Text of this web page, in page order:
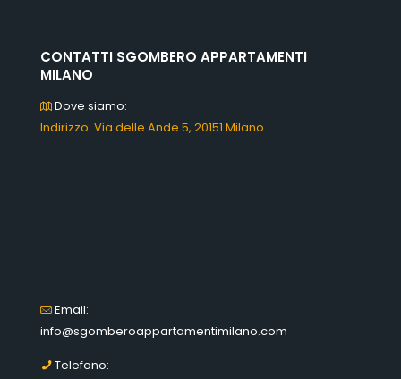
CONTATTI SGOMBERO APPARTAMENTI
MILANO
Dove siamo:
Indirizzo: Via delle Ande 5, 20151 Milano
Email:
info@sgomberoappartamentimilano.com
Telefono: